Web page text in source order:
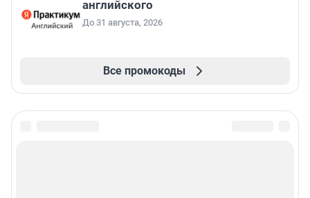
английского
До 31 августа, 2026
Все промокоды